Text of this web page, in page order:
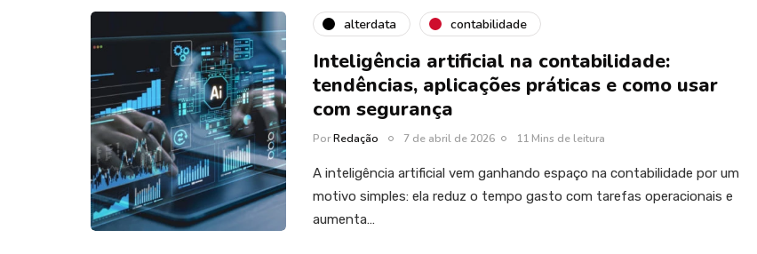
alterdata contabilidade
Inteligência artificial na contabilidade:
tendências, aplicações práticas e como usar
com segurança
PorRedação 7 de abril de 2026 11 Mins de leitura
A inteligência artificial vem ganhando espaço na contabilidade por um
motivo simples: ela reduz o tempo gasto com tarefas operacionais e
aumenta…